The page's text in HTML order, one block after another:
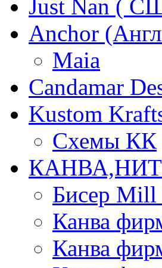
Just Nan (
Anchor
Maia
Candamar
Kustom
Схемы КК
Бисер
Канва
Канва